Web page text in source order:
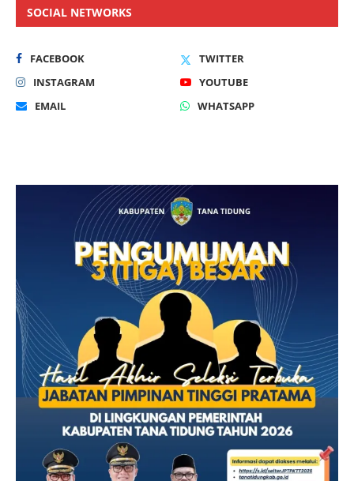
SOCIAL NETWORKS
FACEBOOK
TWITTER
INSTAGRAM
YOUTUBE
EMAIL
WHATSAPP